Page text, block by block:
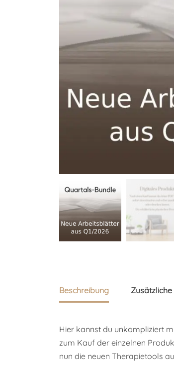
Beschreibung
Hier kannst du unkompliziert
zum Kauf der einzelnen
nun die neuen Therapietools